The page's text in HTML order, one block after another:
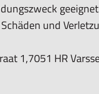
und
1,7051 HR